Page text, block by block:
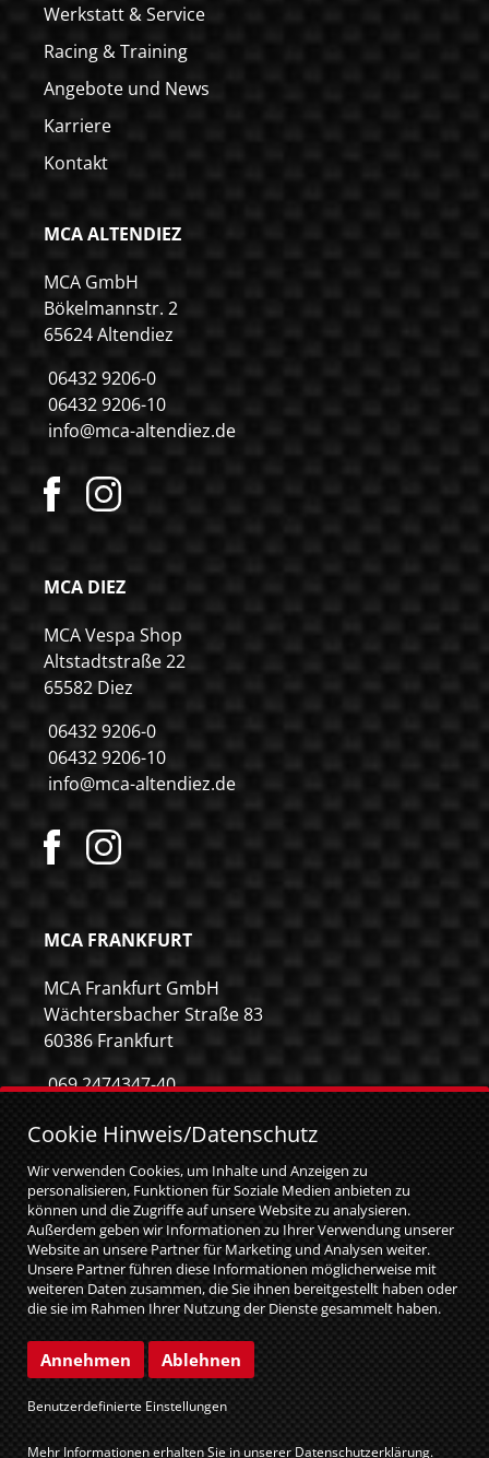
Werkstatt & Service
Racing & Training
Angebote und News
Karriere
Kontakt
MCA ALTENDIEZ
MCA GmbH
Bökelmannstr. 2
65624 Altendiez
06432 9206-0
06432 9206-10
info@mca-altendiez.de
MCA DIEZ
MCA Vespa Shop
Altstadtstraße 22
65582 Diez
06432 9206-0
06432 9206-10
info@mca-altendiez.de
MCA FRANKFURT
MCA Frankfurt GmbH
Wächtersbacher Straße 83
60386 Frankfurt
069 2474347-40
info@mca-frankfurt.de
© MCA GmbH 2026|web relaunch by attentio
Impressum
Datenschutz
Cookie Einstellungen
Cookie Hinweis/Datenschutz
Wir verwenden Cookies, um Inhalte und Anzeigen zu
personalisieren, Funktionen für Soziale Medien anbieten zu
können und die Zugriffe auf unsere Website zu analysieren.
Außerdem geben wir Informationen zu Ihrer Verwendung unserer
Website an unsere Partner für Marketing und Analysen weiter.
Unsere Partner führen diese Informationen möglicherweise mit
weiteren Daten zusammen, die Sie ihnen bereitgestellt haben oder
die sie im Rahmen Ihrer Nutzung der Dienste gesammelt haben.
Website weiterhin nutzen.
Annehmen Ablehnen
Benutzerdefinierte Einstellungen
Mehr Informationen erhalten Sie in unsererDatenschutzerklärung.